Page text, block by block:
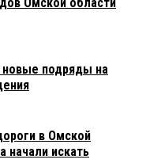
подряды на
в Омской
начали искать